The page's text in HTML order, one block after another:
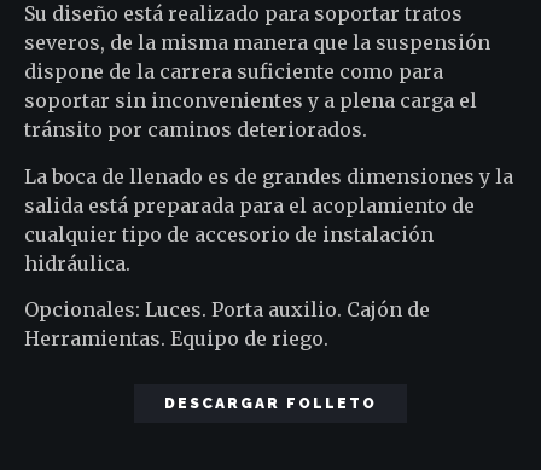
Su diseño está realizado para soportar tratos
severos, de la misma manera que la suspensión
dispone de la carrera suficiente como para
soportar sin inconvenientes y a plena carga el
tránsito por caminos deteriorados.
La boca de llenado es de grandes dimensiones y la
salida está preparada para el acoplamiento de
cualquier tipo de accesorio de instalación
hidráulica.
Opcionales: Luces. Porta auxilio. Cajón de
Herramientas. Equipo de riego.
DESCARGAR FOLLETO